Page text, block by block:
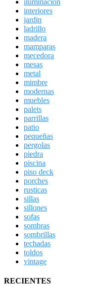
iluminacion
interiores
jardin
ladrillo
madera
mamparas
mecedora
mesas
metal
mimbre
modernas
muebles
palets
parrillas
patio
pequeñas
pergolas
piedra
piscina
piso deck
porches
rusticas
sillas
sillones
sofas
sombras
sombrillas
techadas
toldos
vintage
RECIENTES